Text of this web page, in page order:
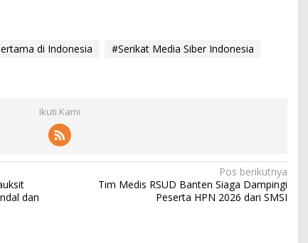
di Indonesia
#Serikat Media Siber Indonesia
Ikuti Kami
dan
Pos berikutnya
Tim Medis RSUD Banten Siaga Dampingi
Peserta HPN 2026 dari SMSI